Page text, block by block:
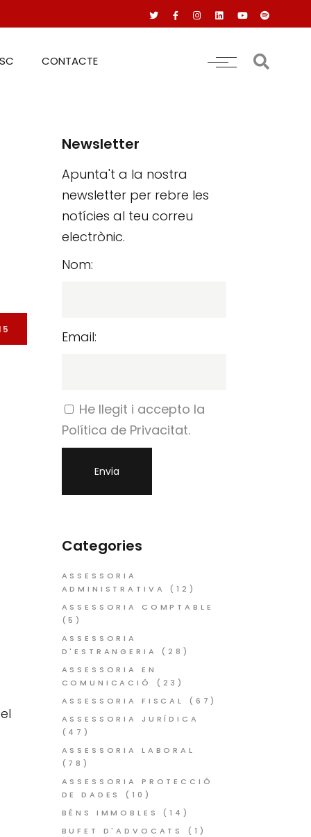
CONTACTE
Newsletter
Apunta't a la nostra
newsletter per rebre les
notícies al teu correu
electrònic.
Nom:
Email:
He llegit i accepto la
Política de Privacitat.
Categories
ASSESSORIA
ADMINISTRATIVA
(12)
ASSESSORIA COMPTABLE
(5)
ASSESSORIA
D'ESTRANGERIA
(28)
ASSESSORIA EN
COMUNICACIÓ
(23)
ASSESSORIA FISCAL
(67)
ASSESSORIA JURÍDICA
(47)
ASSESSORIA LABORAL
(78)
ASSESSORIA PROTECCIÓ
DE DADES
(10)
BÉNS IMMOBLES
(14)
BUFET D'ADVOCATS
(1)